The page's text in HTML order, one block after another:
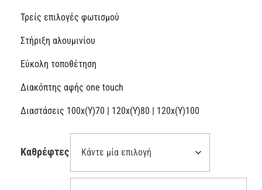
Τρείς επιλογές φωτισμού
Στήριξη αλουμινίου
Εύκολη τοποθέτηση
Διακόπτης αφής one touch
Διαστάσεις 100x(Y)70 | 120x(Y)80 | 120x(Y)100
Καθρέφτες